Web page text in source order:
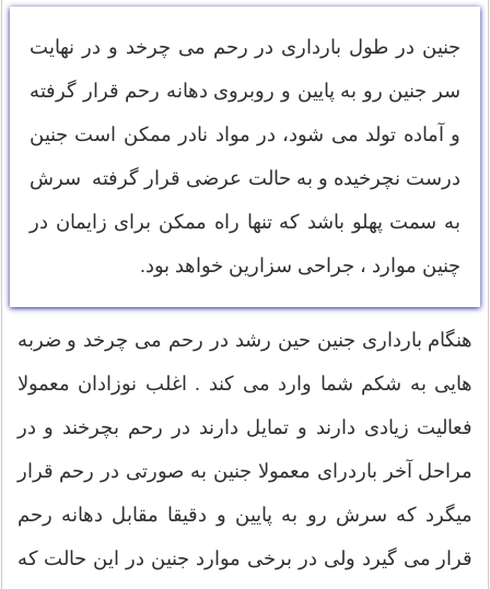
جنین در طول بارداری در رحم می چرخد و در نهایت
سر جنین رو به پایین و روبروی دهانه رحم قرار گرفته
و آماده تولد می شود، در مواد نادر ممکن است جنین
درست نچرخیده و به حالت عرضی قرار گرفته سرش
به سمت پهلو باشد که تنها راه ممکن برای زایمان در
چنین موارد ، جراحی سزارین خواهد بود.
هنگام بارداری جنین حین رشد در رحم می چرخد و ضربه
هایی به شکم شما وارد می کند . اغلب نوزادان معمولا
فعالیت زیادی دارند و تمایل دارند در رحم بچرخند و در
مراحل آخر باردرای معمولا جنین به صورتی در رحم قرار
میگرد که سرش رو به پایین و دقیقا مقابل دهانه رحم
قرار می گیرد ولی در برخی موارد جنین در این حالت که